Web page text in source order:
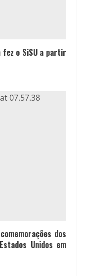
fez o SiSU a partir
dos
Unidos em